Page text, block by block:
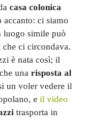
casa colonica
accanto: ci siamo
luogo simile può
che ci circondava.
è nata così; il
una risposta al
un voler vedere il
e il video
trasporta in